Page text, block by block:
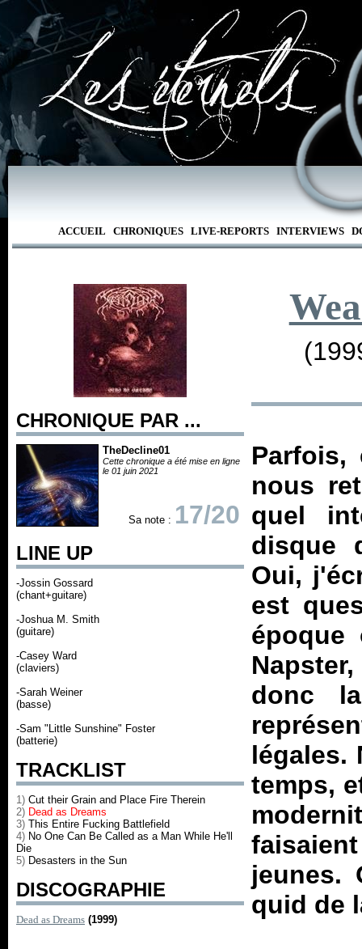
ACCUEIL CHRONIQUES LIVE-REPORTS INTERVIEWS
CHRONIQUE PAR ...
TheDecline01
Cette chronique a été mise en ligne
le 01 juin 2021
Sa note : 17/20
LINE UP
-Jossin Gossard
(chant+guitare)
-Joshua M. Smith
(guitare)
-Casey Ward
(claviers)
-Sarah Weiner
(basse)
-Sam "Little Sunshine" Foster
(batterie)
TRACKLIST
1) Cut their Grain and Place Fire Therein
2) Dead as Dreams
3) This Entire Fucking Battlefield
4) No One Can Be Called as a Man While He'll
Die
5) Desasters in the Sun
DISCOGRAPHIE
Dead as Dreams (1999)
Parfois,
nous
quel
disque
Oui,
est
donc
légales.
temps,
jeunes.
quid de